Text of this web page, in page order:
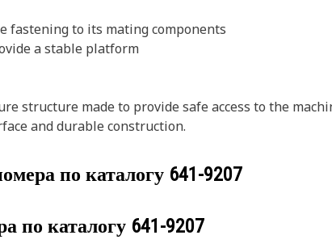
fastening to its mating components
a stable platform
structure made to provide safe access to the
and durable construction.
по каталогу 641-9207
по каталогу 641-9207